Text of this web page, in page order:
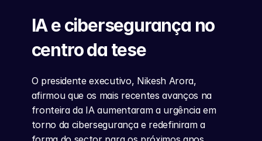
IA e cibersegurança no
centro da tese
O presidente executivo, Nikesh Arora,
afirmou que os mais recentes avanços na
fronteira da IA aumentaram a urgência em
torno da cibersegurança e redefiniram a